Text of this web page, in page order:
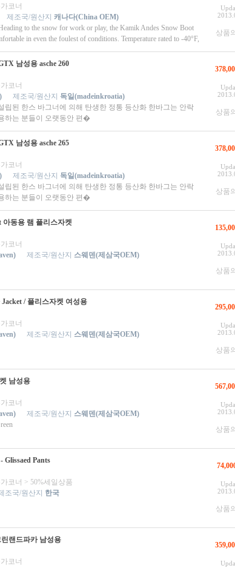
코너
제조국/원산지 캐나다(China OEM)
to the snow for work or play, the Kamik Andes Snow Boot
in even the foulest of conditions. Temperature rated to -40°F,
상품
남성용 asche 260
코너
제조국/원산지 독일(madeinkroatia)
립된 한스 바그너에 의해 탄생한 정통 등산화 한바그는 안락
하는 분들이 오랫동안 편�
상품
남성용 asche 265
코너
제조국/원산지 독일(madeinkroatia)
립된 한스 바그너에 의해 탄생한 정통 등산화 한바그는 안락
하는 분들이 오랫동안 편�
상품
아동용 램 플리스자켓
코너
제조국/원산지 스웨덴(제삼국OEM)
상품
/ 플리스자켓 여성용
코너
제조국/원산지 스웨덴(제삼국OEM)
상품
남성용
코너
제조국/원산지 스웨덴(제삼국OEM)
상품
Glissaed Pants
코너 > 50%세일상품
국/원산지 한국
상품
랜드파카 남성용
코너